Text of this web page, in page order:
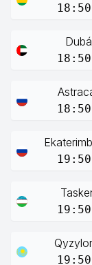
18:50
18:50
18:50
19:50
19:50
19:50